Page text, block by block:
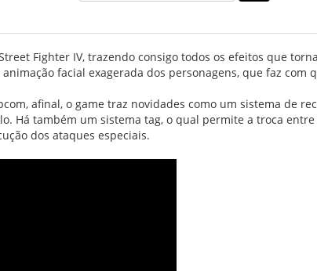
Fighter IV, trazendo consigo todos os efeitos que
facial exagerada dos personagens, que faz com
afinal, o game traz novidades como um sistema de
Há também um sistema tag, o qual permite a troca
dos ataques especiais.